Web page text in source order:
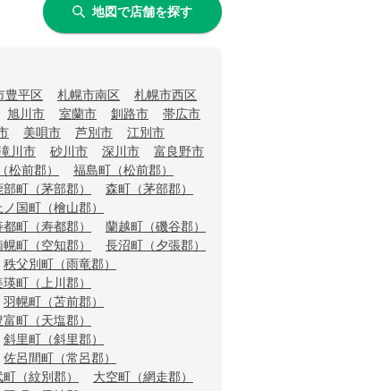
地図で店舗を探す
豊平区 札幌市南区
札幌市西区
旭川市 室蘭市 釧路市
帯広市
美唄市 芦別市
江別市
川市 砂川市 深川市
富良野市
松前郡）
福島町（松前郡）
部町（茅部郡）
森町（茅部郡）
ノ国町（檜山郡）
都町（寿都郡）
蘭越町（磯谷郡）
幌町（空知郡）
長沼町（夕張郡）
秩父別町（雨竜郡）
瑛町（上川郡）
羽幌町（苫前郡）
富町（天塩郡）
斜里町（斜里郡）
佐呂間町（常呂郡）
（紋別郡）
大空町（網走郡）